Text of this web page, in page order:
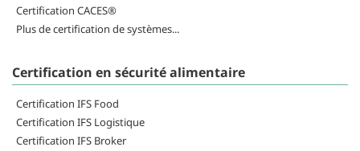
Certification CACES®
Plus de certification de systèmes...
Certification en sécurité alimentaire
Certification IFS Food
Certification IFS Logistique
Certification IFS Broker